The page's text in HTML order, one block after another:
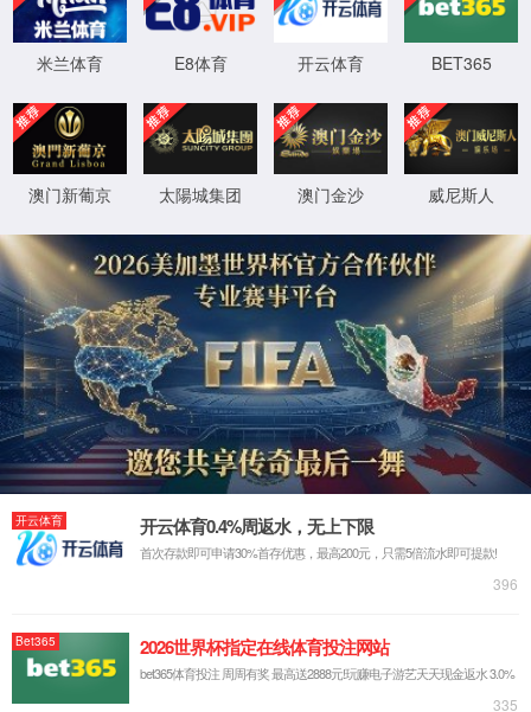
请使用其它版本IE、火狐、谷歌等，国产浏览
器请使用极速模式！
返回首页
程序版本：3.2.11-20250416
XML 地图